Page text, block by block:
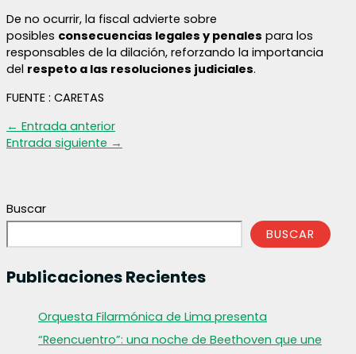
De no ocurrir, la fiscal advierte sobre
posibles consecuencias legales y penales para los
responsables de la dilación, reforzando la importancia
del respeto a las resoluciones judiciales.
FUENTE : CARETAS
← Entrada anterior
Entrada siguiente →
Buscar
BUSCAR
Publicaciones Recientes
Orquesta Filarmónica de Lima presenta
“Reencuentro”: una noche de Beethoven que une